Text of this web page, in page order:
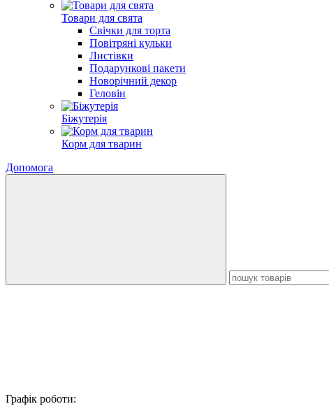
Товари для свята
Свічки для торта
Повітряні кульки
Листівки
Подарункові пакети
Новорічний декор
Геловін
Біжутерія
Корм для тварин
Допомога
Графік роботи: